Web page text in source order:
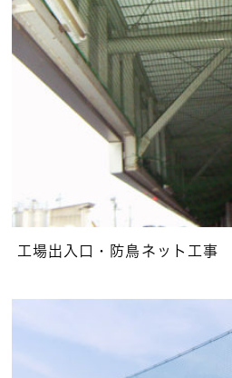
工場出入口・防鳥ネット工事